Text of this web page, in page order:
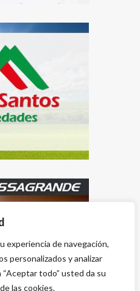
experiencia de navegación,
personalizados y analizar
todo” usted da su
las cookies.